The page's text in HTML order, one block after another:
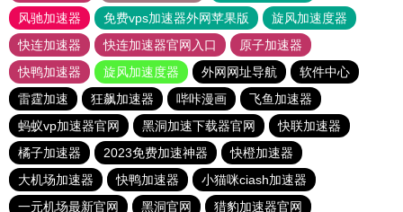
风驰加速器
免费vps加速器外网苹果版
旋风加速度器
快连加速器
快连加速器官网入口
原子加速器
快鸭加速器
旋风加速度器 外网网址导航
软件中心
雷霆加速
狂飙加速器 哔咔漫画
飞鱼加速器
蚂蚁vp加速器官网
黑洞加速下载器官网
快联加速器
橘子加速器
2023免费加速神器
快橙加速器
大机场加速器
快鸭加速器
小猫咪ciash加速器
一元机场最新官网
黑洞官网 猎豹加速器官网